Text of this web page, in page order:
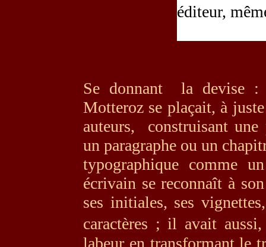
éditeur,
Se donnant la devise :
Motteroz se plaçait, à
auteurs,
construisant
un paragraphe ou un
typographique comme
écrivain se reconnaît à
ses initiales, ses
caractères ; il avait
labeur en transformant le